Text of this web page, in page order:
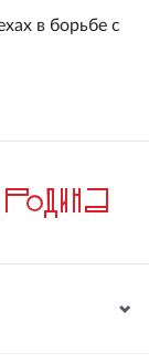
в борьбе с